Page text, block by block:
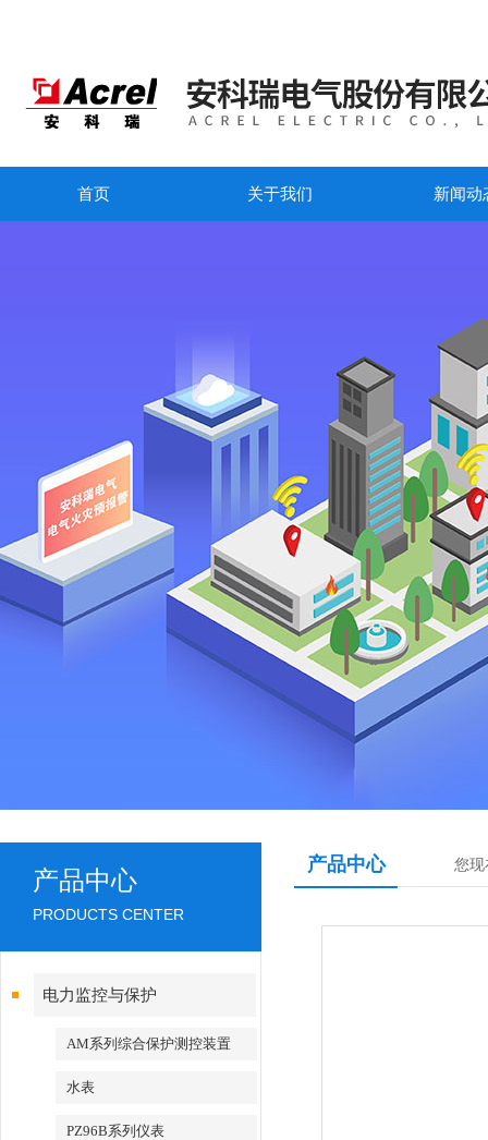
首页 关于我们 新闻动
产品中心
PRODUCTS CENTER
电力监控与保护
AM系列综合保护测控装置
水表
PZ96B系列仪表
产品中心 您现